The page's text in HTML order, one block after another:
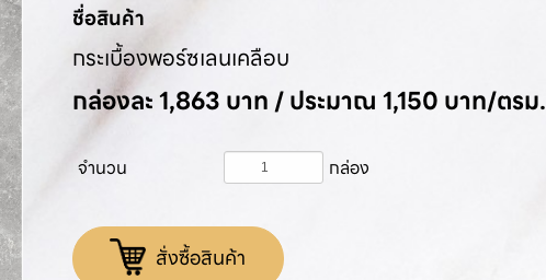
ชื่อสินค้า
กระเบื้องพอร์ซเลนเคลือบ
กล่องละ 1,863 บาท / ประมาณ 1,150 บาท/ตรม.
จำนวน กล่อง
สั่งซื้อสินค้า